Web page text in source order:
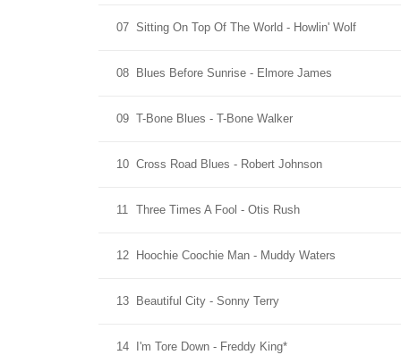
07 Sitting On Top Of The World - Howlin' Wolf
08 Blues Before Sunrise - Elmore James
09 T-Bone Blues - T-Bone Walker
10 Cross Road Blues - Robert Johnson
11 Three Times A Fool - Otis Rush
12 Hoochie Coochie Man - Muddy Waters
13 Beautiful City - Sonny Terry
14 I'm Tore Down - Freddy King*